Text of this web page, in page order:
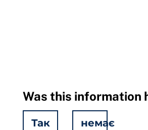
Was this information
Так немає